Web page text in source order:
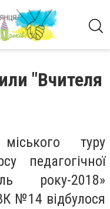
"Вчителя
туру
педагогічної
року-2018»
№14 відбулося